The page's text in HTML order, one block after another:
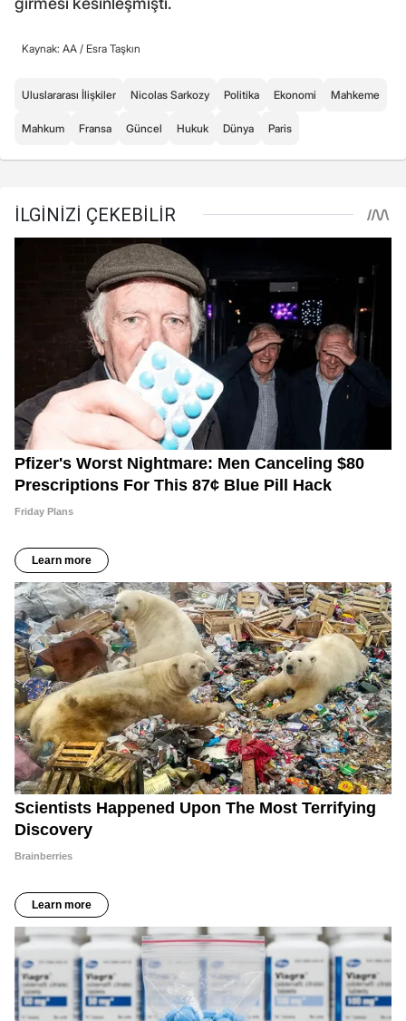
Kaynak: AA / Esra Taşkın
Uluslararası İlişkiler Nicolas Sarkozy Politika Ekonomi Mahkeme
Mahkum Fransa Güncel Hukuk Dünya Paris